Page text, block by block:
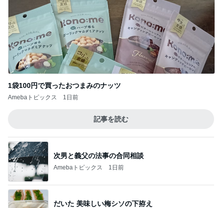
1袋100円で買ったおつまみのナッツ
Amebaトピックス 1日前
記事を読む
次男と義父の法事の合同相談
Amebaトピックス 1日前
だいた 美味しい梅シソの下拵え